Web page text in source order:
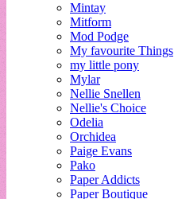
Mintay
Mitform
Mod Podge
My favourite Things
my little pony
Mylar
Nellie Snellen
Nellie's Choice
Odelia
Orchidea
Paige Evans
Pako
Paper Addicts
Paper Boutique